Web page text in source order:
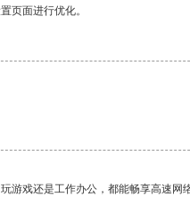
页面进行优化。
游戏还是工作办公，都能畅享高速